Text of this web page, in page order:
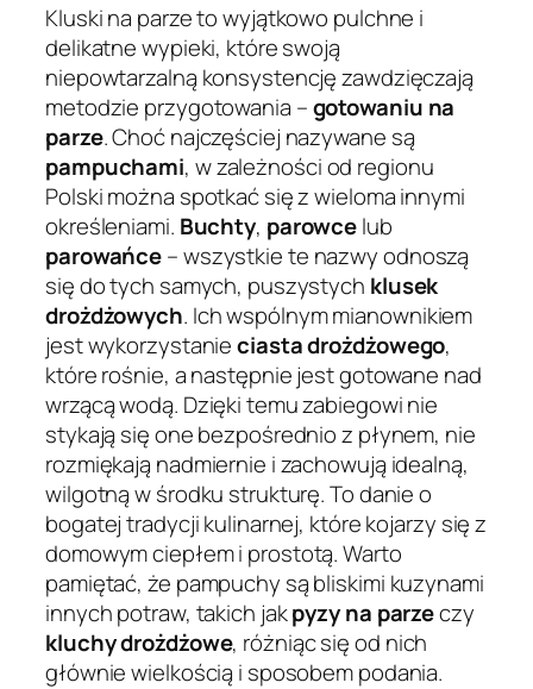
Kluski na parze to wyjątkowo pulchne i
delikatne wypieki, które swoją
niepowtarzalną konsystencję zawdzięczają
metodzie przygotowania –gotowaniu na
parze. Choć najczęściej nazywane są
pampuchami, w zależności od regionu
Polski można spotkać się z wieloma innymi
określeniami. Buchty, parowcelub
parowańce– wszystkie te nazwy odnoszą
się do tych samych, puszystych klusek
drożdżowych. Ich wspólnym mianownikiem
jest wykorzystanieciasta drożdżowego,
które rośnie, a następnie jest gotowane nad
wrzącą wodą. Dzięki temu zabiegowi nie
stykają się one bezpośrednio z płynem, nie
rozmiękają nadmiernie i zachowują idealną,
wilgotną w środku strukturę. To danie o
bogatej tradycji kulinarnej, które kojarzy się z
domowym ciepłem i prostotą. Warto
pamiętać, że pampuchy są bliskimi kuzynami
innych potraw, takich jakpyzy na parzeczy
kluchy drożdżowe, różniąc się od nich
głównie wielkością i sposobem podania.